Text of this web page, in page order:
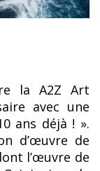
la A2Z Art
avec une
ans déjà ! ».
d’œuvre de
l’œuvre de